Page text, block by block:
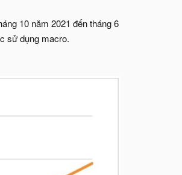
10 năm 2021 đến tháng 6
sử dụng macro.